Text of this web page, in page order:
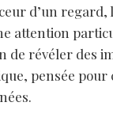
d’un regard,
attention
de révéler
pensée